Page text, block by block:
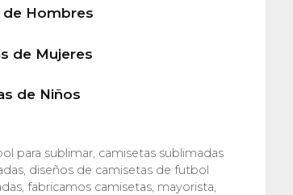
de Hombres
de Mujeres
de Niños
para sublimar, camisetas sublimadas
, diseños de camisetas de futbol
, fabricamos camisetas, mayorista,